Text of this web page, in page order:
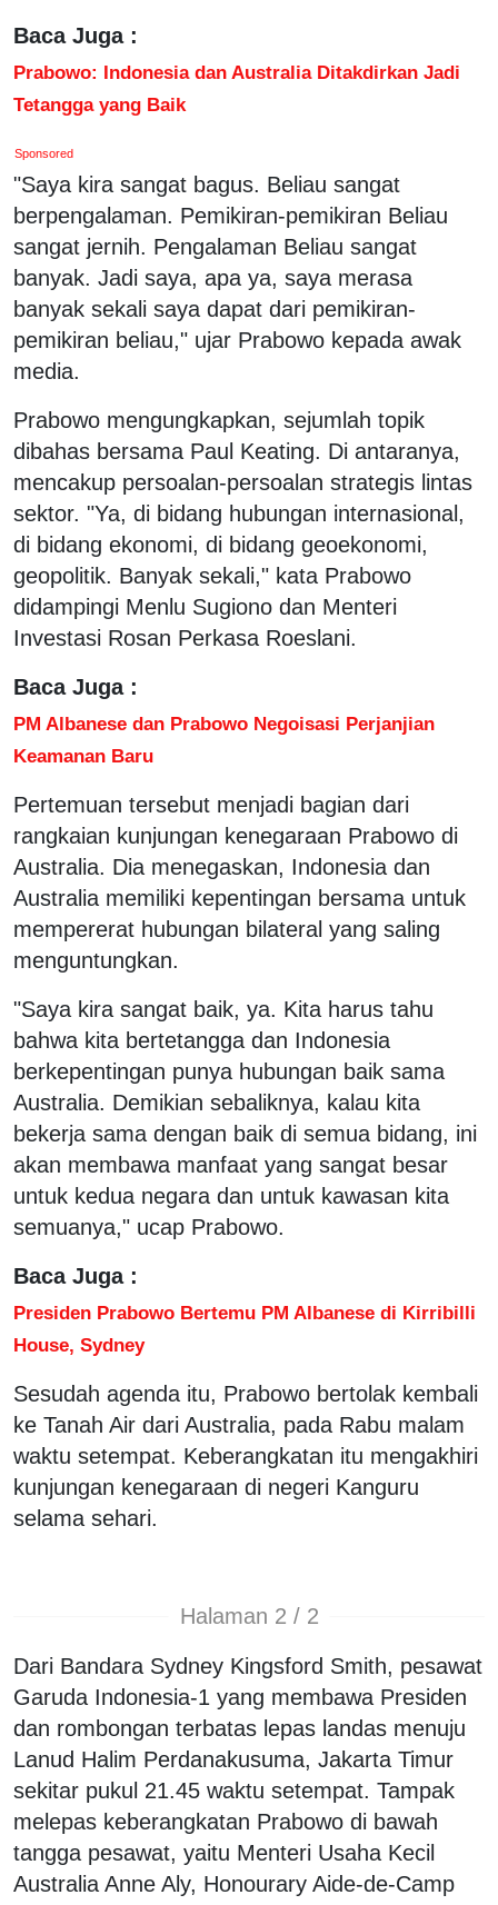
Baca Juga :
Prabowo: Indonesia dan Australia Ditakdirkan Jadi
Tetangga yang Baik
Sponsored
"Saya kira sangat bagus. Beliau sangat
berpengalaman. Pemikiran-pemikiran Beliau
sangat jernih. Pengalaman Beliau sangat
banyak. Jadi saya, apa ya, saya merasa
banyak sekali saya dapat dari pemikiran-
pemikiran beliau," ujar Prabowo kepada awak
media.
Prabowo mengungkapkan, sejumlah topik
dibahas bersama Paul Keating. Di antaranya,
mencakup persoalan-persoalan strategis lintas
sektor. "Ya, di bidang hubungan internasional,
di bidang ekonomi, di bidang geoekonomi,
geopolitik. Banyak sekali," kata Prabowo
didampingi Menlu Sugiono dan Menteri
Investasi Rosan Perkasa Roeslani.
Baca Juga :
PM Albanese dan Prabowo Negoisasi Perjanjian
Keamanan Baru
Pertemuan tersebut menjadi bagian dari
rangkaian kunjungan kenegaraan Prabowo di
Australia. Dia menegaskan, Indonesia dan
Australia memiliki kepentingan bersama untuk
mempererat hubungan bilateral yang saling
menguntungkan.
"Saya kira sangat baik, ya. Kita harus tahu
bahwa kita bertetangga dan Indonesia
berkepentingan punya hubungan baik sama
Australia. Demikian sebaliknya, kalau kita
bekerja sama dengan baik di semua bidang, ini
akan membawa manfaat yang sangat besar
untuk kedua negara dan untuk kawasan kita
semuanya," ucap Prabowo.
Baca Juga :
Presiden Prabowo Bertemu PM Albanese di Kirribilli
House, Sydney
Sesudah agenda itu, Prabowo bertolak kembali
ke Tanah Air dari Australia, pada Rabu malam
waktu setempat. Keberangkatan itu mengakhiri
kunjungan kenegaraan di negeri Kanguru
selama sehari.
Halaman 2 / 2
Dari Bandara Sydney Kingsford Smith, pesawat
Garuda Indonesia-1 yang membawa Presiden
dan rombongan terbatas lepas landas menuju
Lanud Halim Perdanakusuma, Jakarta Timur
sekitar pukul 21.45 waktu setempat. Tampak
melepas keberangkatan Prabowo di bawah
tangga pesawat, yaitu Menteri Usaha Kecil
Australia Anne Aly, Honourary Aide-de-Camp